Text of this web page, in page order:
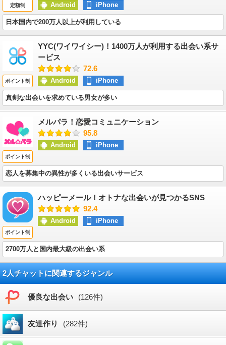
定額制 Android iPhone
日本国内で200万人以上が利用している
ポイント制
YYC(ワイワイシー)！1400万人が利用する出会い系サ
ービス
72.6
Android iPhone
真剣な出会いを求めている男女が多い
ポイント制
メルパラ！恋愛コミュニケーション
95.8
Android iPhone
恋人を募集中の異性が多くいる出会いサービス
ポイント制
ハッピーメール！オトナな出会いが見つかるSNS
92.4
Android iPhone
2700万人と国内最大級の出会い系
2人チャットに関連するジャンル
優良な出会い (126件)
友達作り (282件)